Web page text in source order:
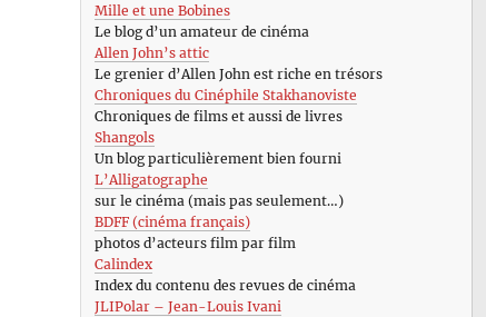
Mille et une Bobines
Le blog d’un amateur de cinéma
Allen John’s attic
Le grenier d’Allen John est riche en trésors
Chroniques du Cinéphile Stakhanoviste
Chroniques de films et aussi de livres
Shangols
Un blog particulièrement bien fourni
L’Alligatographe
sur le cinéma (mais pas seulement…)
BDFF (cinéma français)
photos d’acteurs film par film
Calindex
Index du contenu des revues de cinéma
JLIPolar – Jean-Louis Ivani